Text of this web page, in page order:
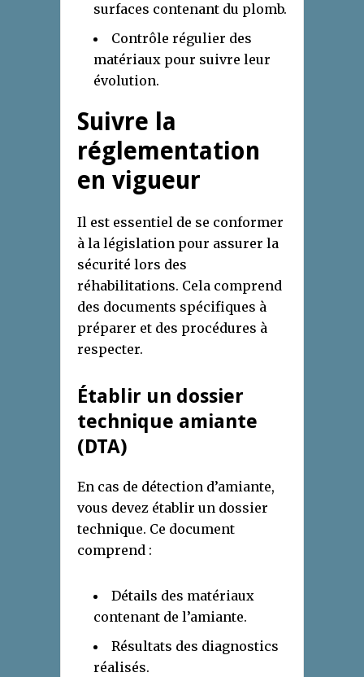
surfaces contenant du plomb.
Contrôle régulier des
matériaux pour suivre leur
évolution.
Suivre la
réglementation
en vigueur
Il est essentiel de se conformer
à la législation pour assurer la
sécurité lors des
réhabilitations. Cela comprend
des documents spécifiques à
préparer et des procédures à
respecter.
Établir un dossier
technique amiante
(DTA)
En cas de détection d’amiante,
vous devez établir un dossier
technique. Ce document
comprend :
Détails des matériaux
contenant de l’amiante.
Résultats des diagnostics
réalisés.